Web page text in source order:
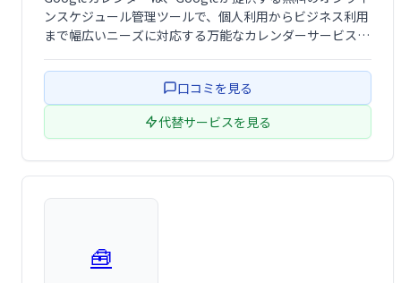
ンスケジュール管理ツールで、個人利用からビジネス利用
まで幅広いニーズに対応する万能なカレンダーサービスで
ね備えており、日々のスケジュール管理を効率的に行いた
いユーザーに最適です。口コミを見る
代替サービスを見る
🧰